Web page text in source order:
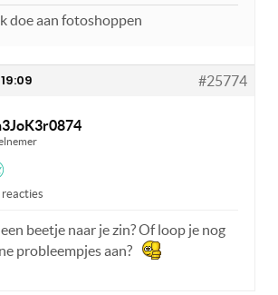
doe aan fotoshoppen
#25774
beetje naar je zin? Of loop je nog
probleempjes aan?